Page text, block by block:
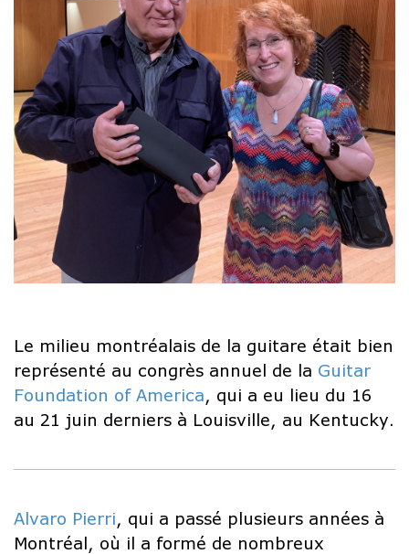
Le milieu montréalais de la guitare était bien
représenté au congrès annuel de la Guitar
Foundation of America, qui a eu lieu du 16
au 21 juin derniers à Louisville, au Kentucky.
Alvaro Pierri, qui a passé plusieurs années à
Montréal, où il a formé de nombreux